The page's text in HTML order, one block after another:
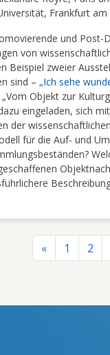
Frankfurt am
und Post-
von
Beispiel zweier
sind – „Ich sehe
Objekt zur
eingeladen, sich
der
für die Auf- und
« 1 2